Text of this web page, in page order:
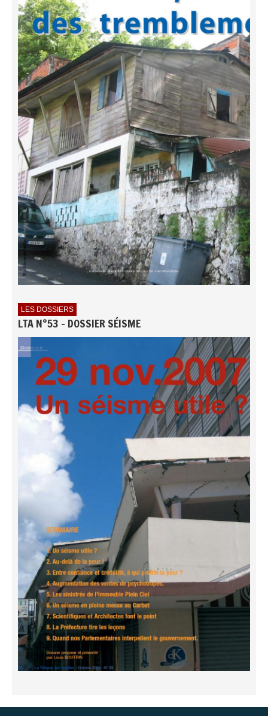
LES DOSSIERS
LTA N°53 - DOSSIER SÉISME